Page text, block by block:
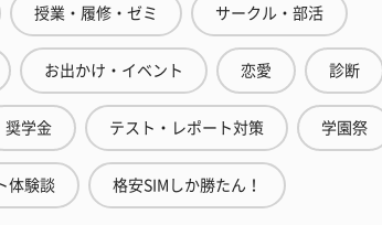
授業・履修・ゼミ サークル・部活
お出かけ・イベント 恋愛 診断
奨学金 テスト・レポート対策 学園祭
体験談 格安SIMしか勝たん！